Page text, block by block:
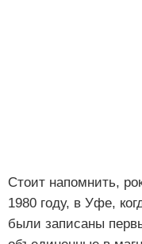
Стоит напомнить,
1980 году, в Уфе,
были записаны